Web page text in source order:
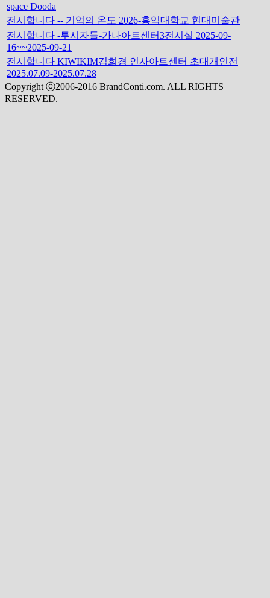
space Dooda
전시합니다 -- 기억의 온도 2026-홍익대학교 현대미술관
전시합니다 -투시자들-가나아트센터3전시실 2025-09-
16~~2025-09-21
전시합니다 KIWIKIM김희경 인사아트센터 초대개인전
2025.07.09-2025.07.28
Copyright ⓒ2006-2016 BrandConti.com. ALL RIGHTS
RESERVED.